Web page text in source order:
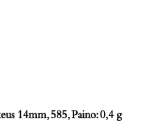
14mm, 585, Paino: 0,4 g